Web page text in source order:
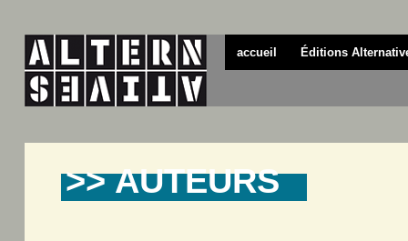
accueil Éditions
>> AUTEURS